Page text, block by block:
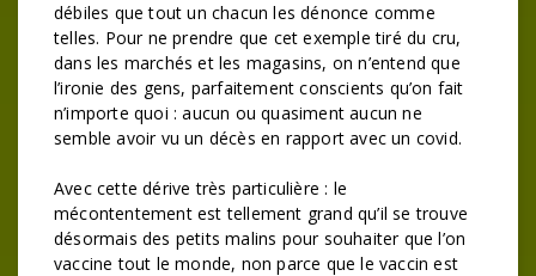
débiles que tout un chacun les dénonce comme
telles. Pour ne prendre que cet exemple tiré du cru,
dans les marchés et les magasins, on n’entend que
l’ironie des gens, parfaitement conscients qu’on fait
n’importe quoi : aucun ou quasiment aucun ne
semble avoir vu un décès en rapport avec un covid.
Avec cette dérive très particulière : le
mécontentement est tellement grand qu’il se trouve
désormais des petits malins pour souhaiter que l’on
vaccine tout le monde, non parce que le vaccin est